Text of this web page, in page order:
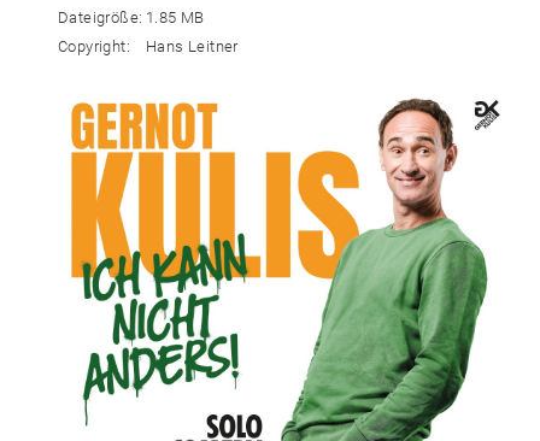
Dateigröße: 1.85 MB
Copyright:
Hans Leitner